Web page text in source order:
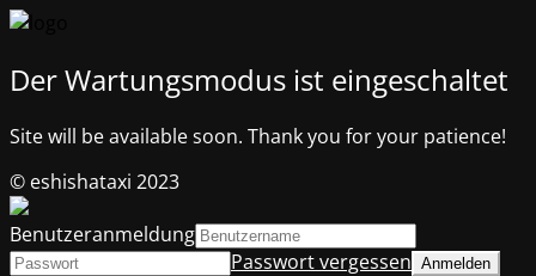
Der Wartungsmodus ist eingeschaltet
Site will be available soon. Thank you for your patience!
© eshishataxi 2023
Benutzeranmeldung
Passwort vergessen